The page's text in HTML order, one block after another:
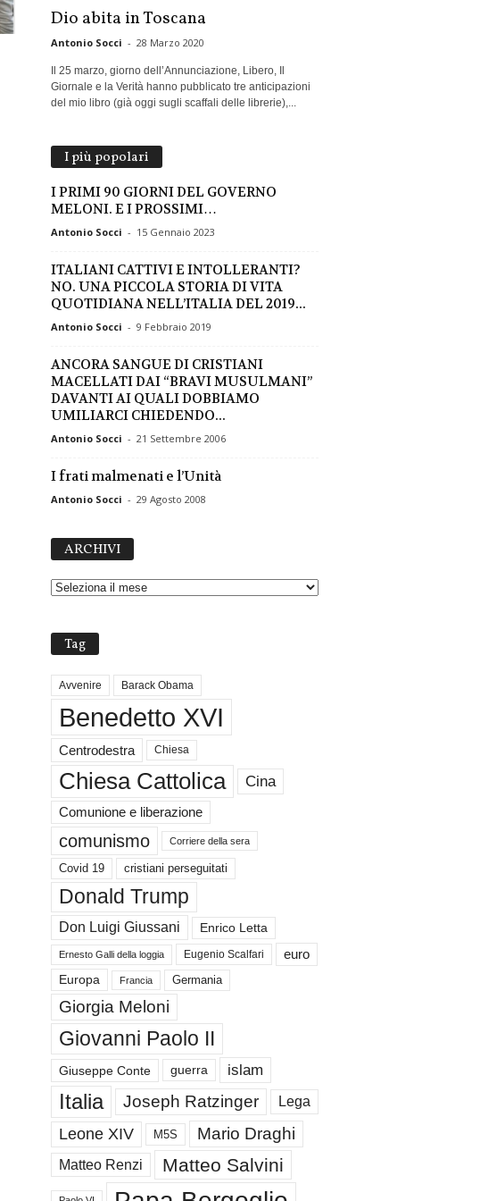
Dio abita in Toscana
Antonio Socci - 28 Marzo 2020
Il 25 marzo, giorno dell’Annunciazione, Libero, Il
Giornale e la Verità hanno pubblicato tre anticipazioni
del mio libro (già oggi sugli scaffali delle librerie),...
I più popolari
I PRIMI 90 GIORNI DEL GOVERNO
MELONI. E I PROSSIMI…
Antonio Socci - 15 Gennaio 2023
ITALIANI CATTIVI E INTOLLERANTI?
NO. UNA PICCOLA STORIA DI VITA
QUOTIDIANA NELL’ITALIA DEL 2019...
Antonio Socci - 9 Febbraio 2019
ANCORA SANGUE DI CRISTIANI
MACELLATI DAI “BRAVI MUSULMANI”
DAVANTI AI QUALI DOBBIAMO
UMILIARCI CHIEDENDO...
Antonio Socci - 21 Settembre 2006
I frati malmenati e l’Unità
Antonio Socci - 29 Agosto 2008
ARCHIVI
H
Tag
Avvenire Barack Obama
Benedetto XVI
Centrodestra Chiesa
Chiesa Cattolica Cina
Comunione e liberazione
comunismo Corriere della sera
Covid 19 cristiani perseguitati
Donald Trump
Don Luigi Giussani Enrico Letta
Ernesto Galli della loggia Eugenio Scalfari euro
Europa Francia Germania
Giorgia Meloni
Giovanni Paolo II
Giuseppe Conte guerra islam
Italia Joseph Ratzinger Lega
Leone XIV M5S Mario Draghi
Matteo Renzi Matteo Salvini